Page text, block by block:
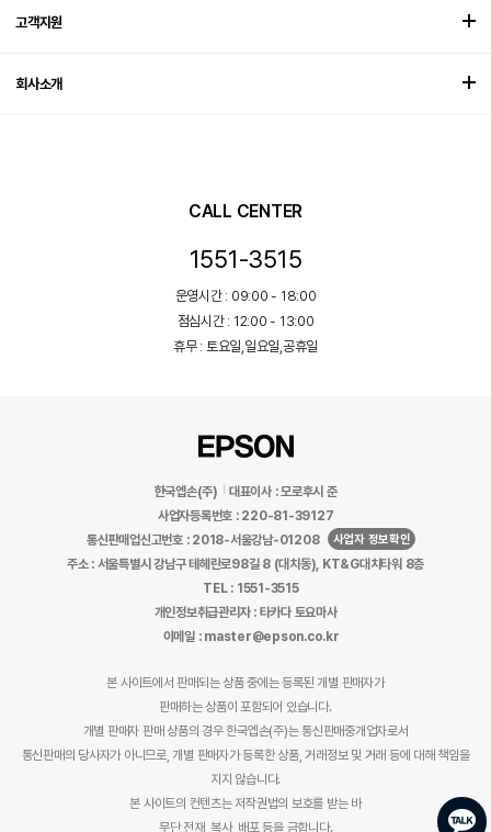
고객지원
회사소개
CALL CENTER
1551-3515
운영시간 : 09:00 - 18:00
점심시간 : 12:00 - 13:00
휴무 : 토요일,일요일,공휴일
한국엡손(주)
대표이사 : 모로후시 준
사업자등록번호 : 220-81-39127
통신판매업신고번호 : 2018-서울강남-01208
사업자 정보확인
주소 : 서울특별시 강남구 테헤란로98길 8 (대치동), KT&G대치타워 8층
TEL : 1551-3515
개인정보취급관리자 : 타카다 토요마사
이메일 : master@epson.co.kr
본 사이트에서 판매되는 상품 중에는 등록된 개별 판매자가
판매하는 상품이 포함되어 있습니다.
개별 판매자 판매 상품의 경우 한국엡손(주)는 통신판매중개업자로서
통신판매의 당사자가 아니므로, 개별 판매자가 등록한 상품, 거래정보 및 거래 등에 대해 책임을
지지 않습니다.
본 사이트의 컨텐츠는 저작권법의 보호를 받는 바
무단 전재, 복사, 배포 등을 금합니다.